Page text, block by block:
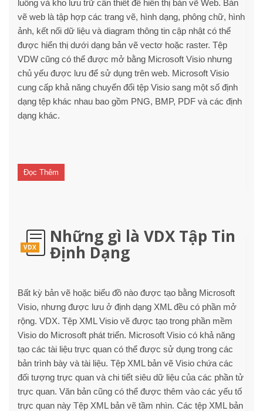
luồng và kho lưu trữ cần thiết để hiển thị bản vẽ Web. Bản
vẽ web là tập hợp các trang vẽ, hình dạng, phông chữ, hình
ảnh, kết nối dữ liệu và diagram thông tin cập nhật có thể
được hiển thị dưới dạng bản vẽ vectơ hoặc raster. Tệp
VDW cũng có thể được mở bằng Microsoft Visio nhưng
chủ yếu được lưu để sử dụng trên web. Microsoft Visio
cung cấp khả năng chuyển đổi tệp Visio sang một số định
dạng tệp khác nhau bao gồm PNG, BMP, PDF và các định
dạng khác.
Đọc Thêm
VDX
Những gì là VDX Tập Tin
Định Dạng
Bất kỳ bản vẽ hoặc biểu đồ nào được tạo bằng Microsoft
Visio, nhưng được lưu ở định dạng XML đều có phần mở
rộng. VDX. Tệp XML Visio vẽ được tạo trong phần mềm
Visio do Microsoft phát triển. Microsoft Visio có khả năng
tạo các tài liệu trực quan có thể được sử dụng trong các
bản trình bày và tài liệu. Tệp XML bản vẽ Visio chứa các
đối tượng trực quan và chi tiết siêu dữ liệu của các phần tử
trực quan. Văn bản cũng có thể được thêm vào các yếu tố
trực quan này Tệp XML bản vẽ tầm nhìn. Các tệp XML bản